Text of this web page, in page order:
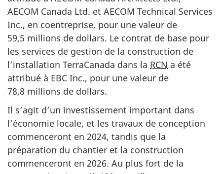
AECOM Canada Ltd. et AECOM Technical Services
Inc., en coentreprise, pour une valeur de
59,5 millions de dollars. Le contrat de base pour
les services de gestion de la construction de
l’installation TerraCanada dans la RCN a été
attribué à EBC Inc., pour une valeur de
78,8 millions de dollars.
Il s’agit d’un investissement important dans
l’économie locale, et les travaux de conception
commenceront en 2024, tandis que la
préparation du chantier et la construction
commenceront en 2026. Au plus fort de la